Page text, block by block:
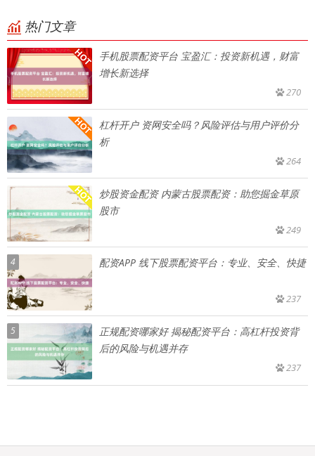
热门文章
手机股票配资平台 宝盈汇：投资新机遇，财富
增长新选择
270
杠杆开户 资网安全吗？风险评估与用户评价分
析
264
炒股资金配资 内蒙古股票配资：助您掘金草原
股市
249
4 配资APP 线下股票配资平台：专业、安全、快捷
237
5
正规配资哪家好 揭秘配资平台：高杠杆投资背
后的风险与机遇并存
237